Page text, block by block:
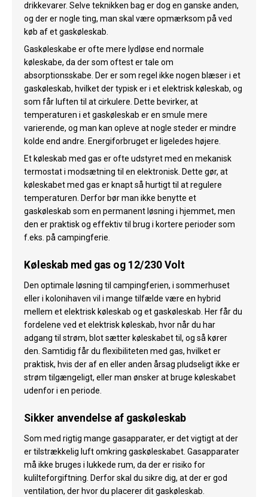
drikkevarer. Selve teknikken bag er dog en ganske anden,
og der er nogle ting, man skal være opmærksom på ved
køb af et gaskøleskab.
Gaskøleskabe er ofte mere lydløse end normale
køleskabe, da der som oftest er tale om
absorptionsskabe. Der er som regel ikke nogen blæser i et
gaskøleskab, hvilket der typisk er i et elektrisk køleskab, og
som får luften til at cirkulere. Dette bevirker, at
temperaturen i et gaskøleskab er en smule mere
varierende, og man kan opleve at nogle steder er mindre
kolde end andre. Energiforbruget er ligeledes højere.
Et køleskab med gas er ofte udstyret med en mekanisk
termostat i modsætning til en elektronisk. Dette gør, at
køleskabet med gas er knapt så hurtigt til at regulere
temperaturen. Derfor bør man ikke benytte et
gaskøleskab som en permanent løsning i hjemmet, men
den er praktisk og effektiv til brug i kortere perioder som
f.eks. på campingferie.
Køleskab med gas og 12/230 Volt
Den optimale løsning til campingferien, i sommerhuset
eller i kolonihaven vil i mange tilfælde være en hybrid
mellem et elektrisk køleskab og et gaskøleskab. Her får du
fordelene ved et elektrisk køleskab, hvor når du har
adgang til strøm, blot sætter køleskabet til, og så kører
den. Samtidig får du flexibiliteten med gas, hvilket er
praktisk, hvis der af en eller anden årsag pludseligt ikke er
strøm tilgængeligt, eller man ønsker at bruge køleskabet
udenfor i en periode.
Sikker anvendelse af gaskøleskab
Som med rigtig mange gasapparater, er det vigtigt at der
er tilstrækkelig luft omkring gaskøleskabet. Gasapparater
må ikke bruges i lukkede rum, da der er risiko for
kulilteforgiftning. Derfor skal du sikre dig, at der er god
ventilation, der hvor du placerer dit gaskøleskab.